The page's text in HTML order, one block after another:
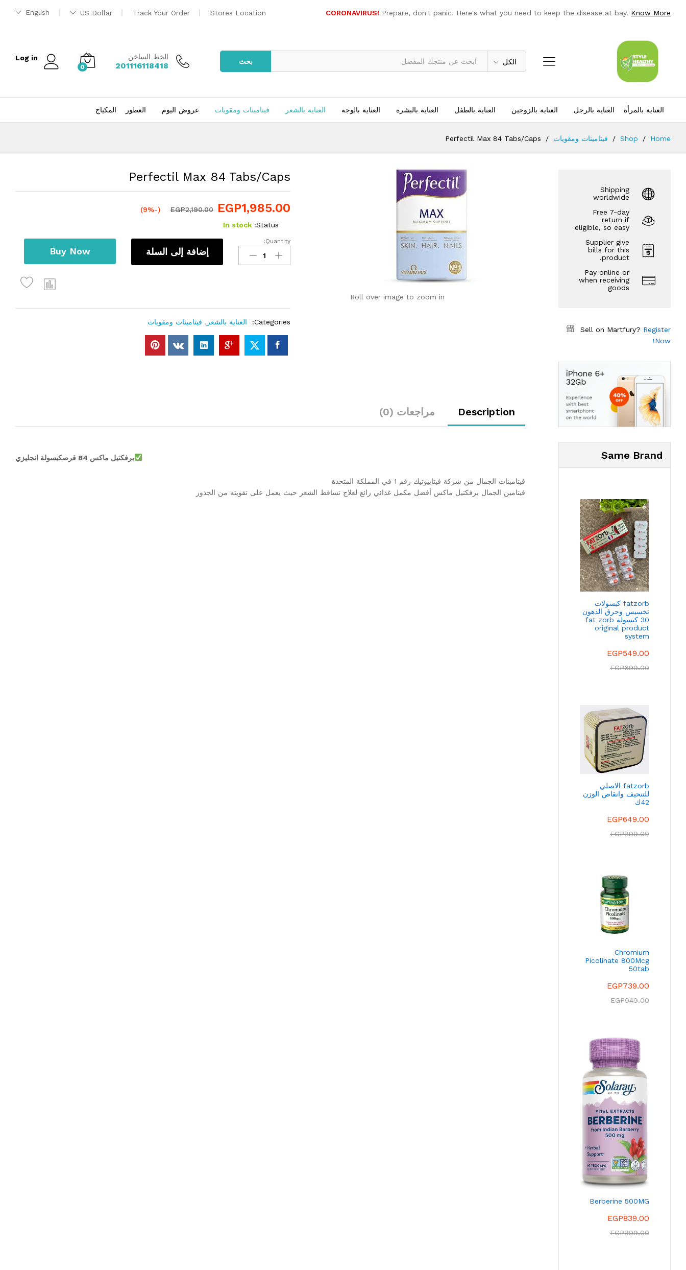
CORONAVIRUS! Prepare, don't panic. Here's what you need to keep the disease at bay. Know More
Stores Location
Track Your Order
US Dollar
English
الكل بحث
الخط الساخن
201116118418
0
Log in
العناية بالمرأة العناية بالرجل العناية بالزوجين العناية بالطفل العناية بالبشرة العناية بالوجه العناية بالشعر فيتامينات ومقويات عروض اليوم العطور المكياج
Home
/
Shop
/ فيتامينات ومقويات /
Perfectil Max 84 Tabs/Caps
Roll over image to zoom in
Perfectil Max 84 Tabs/Caps
EGP1,985.00
EGP2,190.00
(-9%)
Status:
In stock
Perfectil
Max
84
Quantity:
إضافة إلى السلة Buy Now
Categories: العناية بالشعر , فيتامينات ومقويات
Description مراجعات (0)
برفكتيل ماكس 84 قرصكبسولة انجليزي
فيتامينات الجمال من شركة فيتابيوتيك رقم 1 في المملكة المتحدة
فيتامين الجمال برفكتيل ماكس أفضل مكمل غذائي رائع لعلاج تساقط الشعر حيث يعمل على تقويته من الجذور
Shipping
worldwide
Free 7-day
return if
eligible, so easy
Supplier give
bills for this
product.
Pay online or
when receiving
goods
Sell on Martfury? Register
Now!
Same Brand
fatzorb كبسولات
تخسيس وحرق الدهون
30 كبسولة fat zorb
original product
system
EGP549.00
EGP699.00
fatzorb الاصلي
للتنحيف وانقاص الوزن
42ك
EGP649.00
EGP899.00
Chromium
Picolinate 800Mcg
50tab
EGP739.00
EGP949.00
Berberine 500MG
EGP839.00
EGP999.00
Description مراجعات (0) EGP2,190.00
إضافة إلى السلة